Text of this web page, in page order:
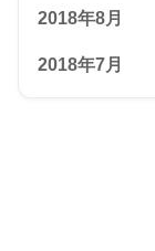
2018年8月
2018年7月